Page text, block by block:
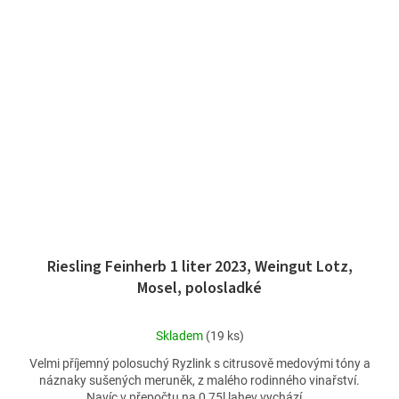
Riesling Feinherb 1 liter 2023, Weingut Lotz,
Mosel, polosladké
Průměrné
produktu
je
Skladem (19 ks)
Velmi příjemný polosuchý Ryzlink s citrusově medovými tóny a
náznaky sušených meruněk, z malého rodinného vinařství.